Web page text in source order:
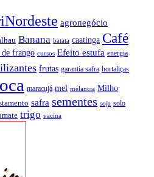
agronegócio
Banana batata caatinga Café
de frango cursos Efeito estufa energia
frutas garantia safra hortaliças
maracujá mel melancia Milho
safra sementes soja solo
trigo vacina